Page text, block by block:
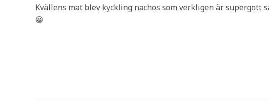
Kvällens mat blev kyckling nachos som verkligen är supergott
😀